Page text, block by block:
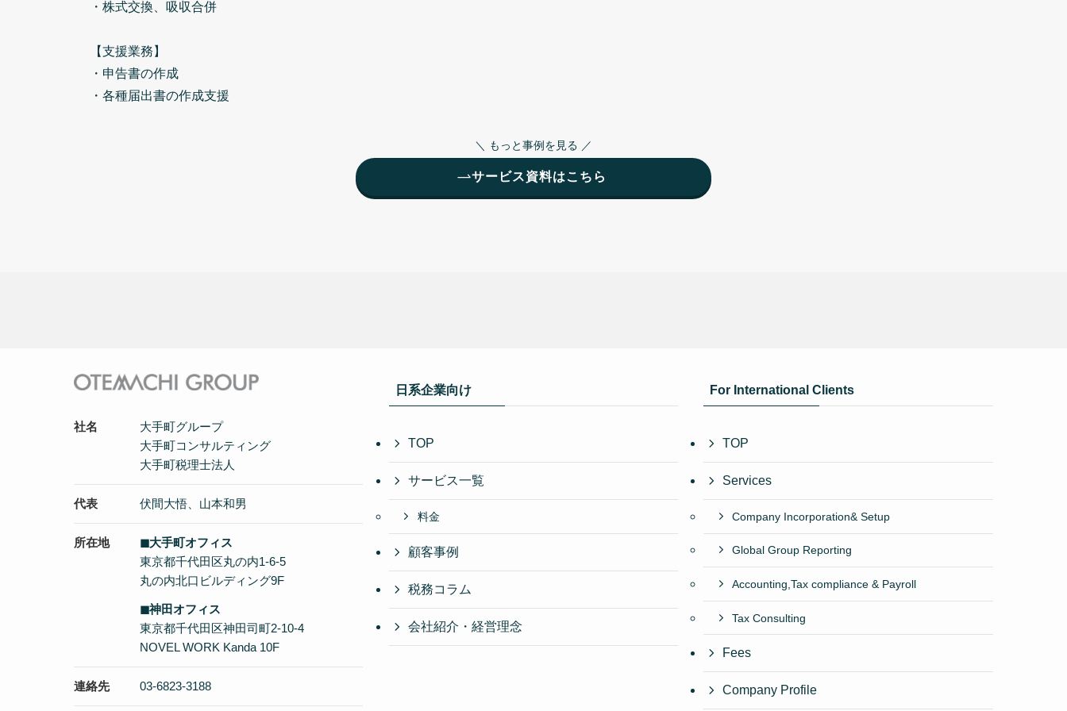
・株式交換、吸収合併
【支援業務】
・申告書の作成
・各種届出書の作成支援
＼ もっと事例を見る ／
サービス資料はこちら
社名
大手町グループ
大手町コンサルティング
大手町税理士法人
代表 伏間大悟、山本和男
所在地
◼︎大手町オフィス
東京都千代田区丸の内1-6-5
丸の内北口ビルディング9F
◼︎神田オフィス
東京都千代田区神田司町2-10-4
NOVEL WORK Kanda 10F
連絡先 03-6823-3188
日系企業向け
TOP
サービス一覧
料金
顧客事例
税務コラム
会社紹介・経営理念
For International Clients
TOP
Services
Company Incorporation& Setup
Global Group Reporting
Accounting,Tax compliance & Payroll
Tax Consulting
Fees
Company Profile